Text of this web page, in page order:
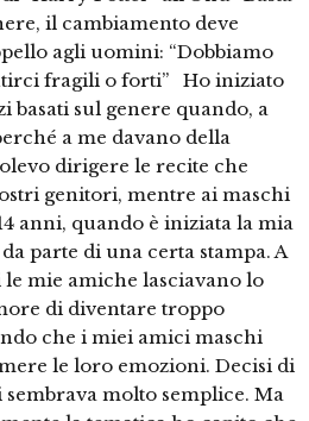
il cambiamento deve
agli uomini: “Dobbiamo
fragili o forti” Ho iniziato
basati sul genere quando, a
a me davano della
dirigere le recite che
genitori, mentre ai maschi
anni, quando è iniziata la mia
parte di una certa stampa. A
mie amiche lasciavano lo
di diventare troppo
che i miei amici maschi
le loro emozioni. Decisi di
molto semplice. Ma